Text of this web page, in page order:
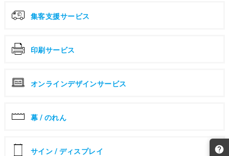
集客支援サービス
印刷サービス
オンラインデザインサービス
幕 / のれん
サイン / ディスプレイ